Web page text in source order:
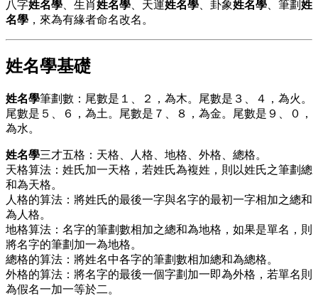
八字姓名學 、生肖姓名學 、天運姓名學 、卦象姓名學 、筆劃姓
名學 ，來為有緣者命名改名。
姓名學基礎
姓名學筆劃數：尾數是１、２，為木。尾數是３、４，為火。
尾數是５、６，為土。尾數是７、８，為金。尾數是９、０，
為水。
姓名學三才五格：天格、人格、地格、外格、總格。
天格算法：姓氏加一天格，若姓氏為複姓，則以姓氏之筆劃總
和為天格。
人格的算法：將姓氏的最後一字與名字的最初一字相加之總和
為人格。
地格算法：名字的筆劃數相加之總和為地格，如果是單名，則
將名字的筆劃加一為地格。
總格的算法：將姓名中各字的筆劃數相加總和為總格。
外格的算法：將名字的最後一個字劃加一即為外格，若單名則
為假名一加一等於二。